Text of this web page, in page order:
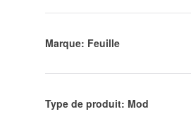
Marque: Feuille
Type de produit: Mod